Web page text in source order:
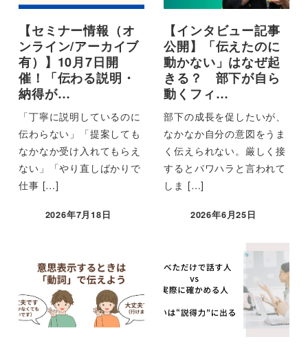
【セミナー情報（オ
ンライン/アーカイブ
有）】10月7日開
催！「伝わる説明・
納得が…
「丁寧に説明しているのに
伝わらない」「提案しても
なかなか受け入れてもらえ
ない」「やり直しばかりで
仕事 […]
2026年7月18日
【インタビュー記事
公開】「伝えたのに
動かない」はなぜ起
きる？ 部下が自ら
動くフィ…
部下の成長を促したいが、
なかなか自分の意図をうま
く伝えられない。厳しく接
するとパワハラと言われて
しま […]
2026年6月25日